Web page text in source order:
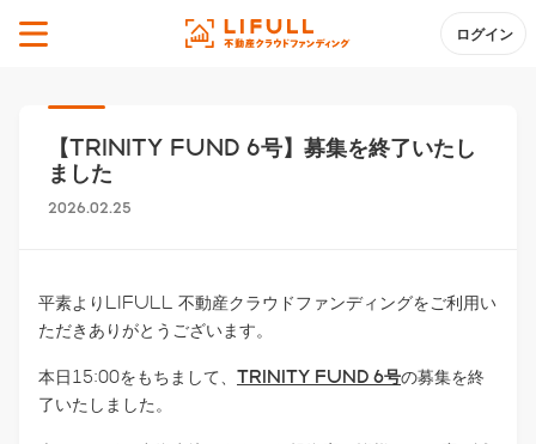
ログイン
【TRINITY FUND 6号】募集を終了いたし
ました
2026.02.25
平素よりLIFULL 不動産クラウドファンディングをご利用い
ただきありがとうございます。
本日15:00をもちまして、 TRINITY FUND 6号の募集を終
了いたしました。